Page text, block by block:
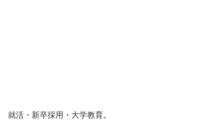
就活・新卒採用・大学教育。